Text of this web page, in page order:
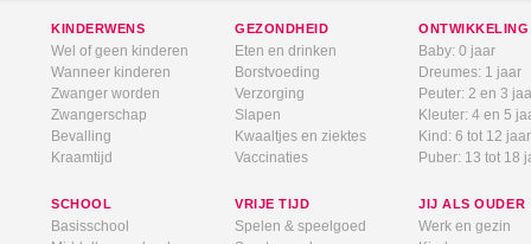
KINDERWENS
Wel of geen kinderen
Wanneer kinderen
Zwanger worden
Zwangerschap
Bevalling
Kraamtijd
GEZONDHEID
Eten en drinken
Borstvoeding
Verzorging
Slapen
Kwaaltjes en ziektes
Vaccinaties
ONTWIKKELING
Baby: 0 jaar
Dreumes: 1 jaar
Peuter: 2 en 3
Kleuter: 4 en 5
Kind: 6 tot 12 jaar
Puber: 13 tot 18
SCHOOL
Basisschool
VRIJE TIJD
Spelen & speelgoed
JIJ ALS OUDER
Werk en gezin